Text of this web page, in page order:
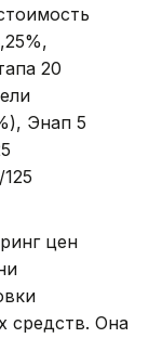
20
Энап 5
цен
средств. Она